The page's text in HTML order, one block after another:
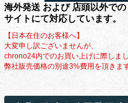
海外発送 および 店頭以外で
サイトにて対応しています。
【日本在住のお客様へ】
大変申し訳ございませんが、
chrono24内でのお買い上げに際しま
弊社販売価格の別途3%費用を頂きま